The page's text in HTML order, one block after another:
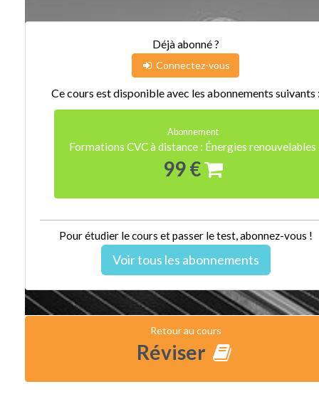
Déjà abonné ?
Connectez-vous
Ce cours est disponible avec les abonnements suivants
Abonnement
Formations CVC à distance : Énergies renouvelables
99 €
Pour étudier le cours et passer le test, abonnez-vous !
Voir tous les abonnements
Retour au cours
Réviser